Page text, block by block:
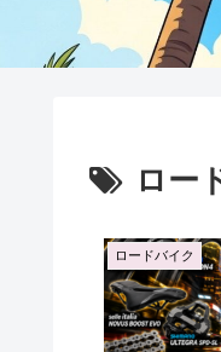
ロー
ロードバイク